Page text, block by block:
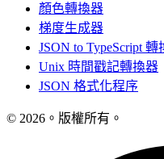
顏色轉換器
梯度生成器
JSON to TypeScript 轉
Unix 時間戳記轉換器
JSON 格式化程序
© 2026。版權所有。